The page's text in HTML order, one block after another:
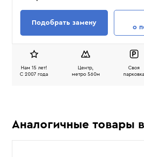
Подобрать замену
о
Нам 15 лет!
C 2007 года
Центр,
метро 560м
Своя
парковка
Аналогичные товары